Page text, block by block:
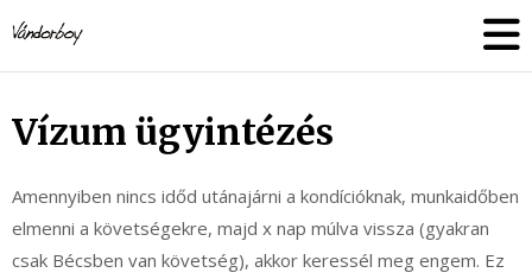
to
content
Vízum ügyintézés
Amennyiben nincs időd utánajárni a kondícióknak, munkaidőben
elmenni a követségekre, majd x nap múlva vissza (gyakran
csak Bécsben van követség), akkor keressél meg engem. Ez